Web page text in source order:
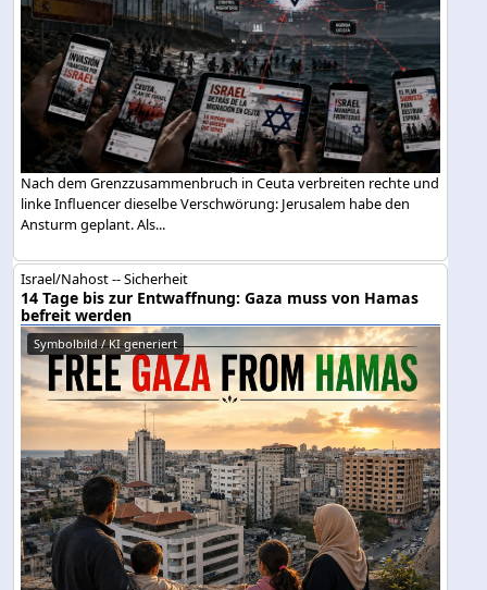
Nach dem Grenzzusammenbruch in Ceuta verbreiten rechte und
linke Influencer dieselbe Verschwörung: Jerusalem habe den
Ansturm geplant. Als...
Israel/Nahost -- Sicherheit
14 Tage bis zur Entwaffnung: Gaza muss von Hamas
befreit werden
Symbolbild / KI generiert